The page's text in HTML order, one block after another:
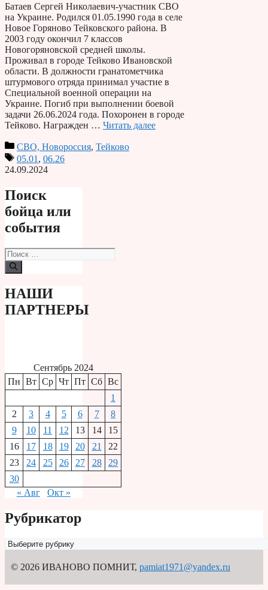
Батаев Сергей Николаевич-участник СВО
на Украине. Родился 01.05.1990 года в селе
Новое Горяново Тейковского района. В
2003 году окончил 7 классов
Новогоряновской средней школы.
Проживал в городе Тейково Ивановской
области. В должности гранатометчика
штурмового отряда принимал участие в
Специальной военной операции на
Украине. Погиб при выполнении боевой
задачи 26.06.2024 года. Похоронен в городе
Тейково. Награжден … Читать далее
СВО, Новороссия, Тейково
05.01 , 06.26
24.09.2024
Поиск
бойца или
события
Поиск:
НАШИ
ПАРТНЕРЫ
Сентябрь 2024
Пн Вт Ср Чт Пт Сб Вс
1
2
3 4 5 6 7
8
9
10 11 12 13 14
15
16
17 18 19 20 21
22
23
24 25 26 27 28
29
30
« Авг
Окт »
Рубрикатор
Рубрикатор
© 2026 ИВАНОВО ПОМНИТ, pamiat1971@yandex.ru